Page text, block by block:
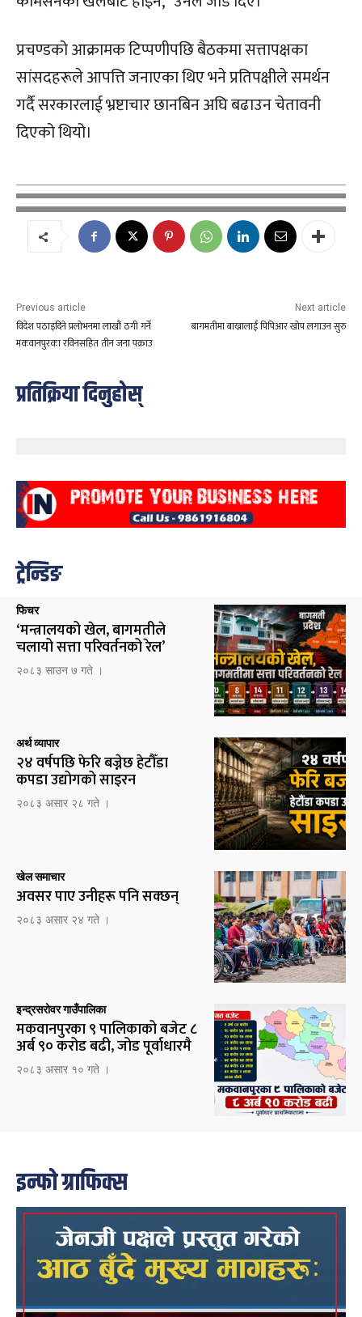
प्रचण्डको आक्रामक टिप्पणीपछि बैठकमा सत्तापक्षका
सांसदहरूले आपत्ति जनाएका थिए भने प्रतिपक्षीले समर्थन
गर्दै सरकारलाई भ्रष्टाचार छानबिन अघि बढाउन चेतावनी
दिएको थियो।
Previous article
विदेश पठाइदिने प्रलोभनमा लाखौं ठगी गर्ने
मकवानपुरका रविनसहित तीन जना पक्राउ
Next article
बागमतीमा बाख्रालाई पिपिआर खोप लगाउन सुरु
प्रतिक्रिया दिनुहोस्
ट्रेन्डिङ
फिचर
‘मन्त्रालयको खेल, बागमतीले
चलायो सत्ता परिवर्तनको रेल’
२०८३ साउन ७ गते ।
अर्थ व्यापार
२४ वर्षपछि फेरि बज्नेछ हेटौँडा
कपडा उद्योगको साइरन
२०८३ असार २८ गते ।
खेल समाचार
अवसर पाए उनीहरू पनि सक्छन्
२०८३ असार २४ गते ।
इन्द्रसरोवर गाउँपालिका
मकवानपुरका ९ पालिकाको बजेट ८
अर्ब ९० करोड बढी, जोड पूर्वाधारमै
२०८३ असार १० गते ।
इन्फो ग्राफिक्स